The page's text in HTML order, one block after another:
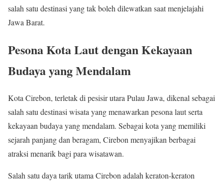
salah satu destinasi yang tak boleh dilewatkan saat menjelajahi
Jawa Barat.
Pesona Kota Laut dengan Kekayaan
Budaya yang Mendalam
Kota Cirebon, terletak di pesisir utara Pulau Jawa, dikenal sebagai
salah satu destinasi wisata yang menawarkan pesona laut serta
kekayaan budaya yang mendalam. Sebagai kota yang memiliki
sejarah panjang dan beragam, Cirebon menyajikan berbagai
atraksi menarik bagi para wisatawan.
Salah satu daya tarik utama Cirebon adalah keraton-keraton